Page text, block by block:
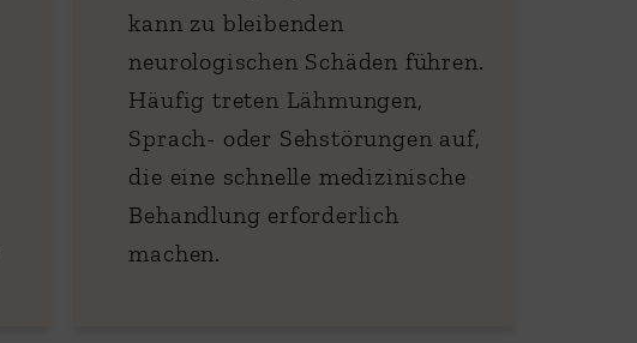
kann zu bleibenden
neurologischen Schäden führen.
Häufig treten Lähmungen,
Sprach- oder Sehstörungen auf,
die eine schnelle medizinische
Behandlung erforderlich
machen.